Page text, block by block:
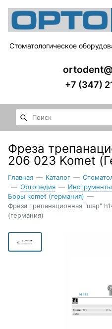
Стоматологическое
+7 (347)
Фреза
206 023 Komet
Главная — Каталог —
— Ортопедия —
Боры komet (германия) —
Фреза трепанационная "шар"
(германия)